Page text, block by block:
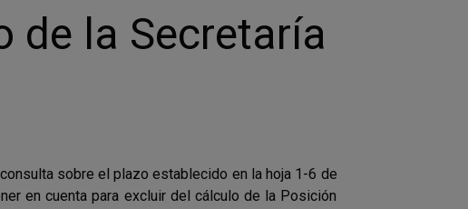
de la Secretaría
sobre el plazo establecido en la hoja 1-6 de
en cuenta para excluir del cálculo de la Posición